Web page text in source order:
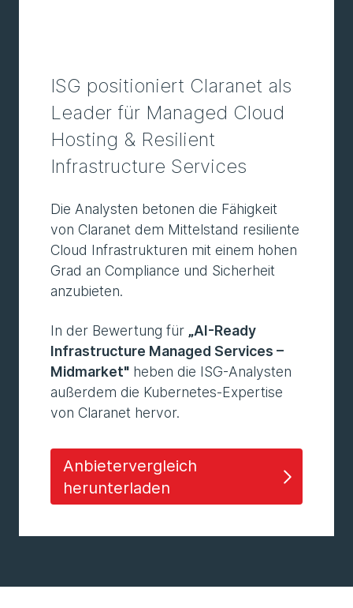
ISG positioniert Claranet als
Leader für Managed Cloud
Hosting & Resilient
Infrastructure Services
Die Analysten betonen die Fähigkeit
von Claranet dem Mittelstand resiliente
Cloud Infrastrukturen mit einem hohen
Grad an Compliance und Sicherheit
anzubieten.
In der Bewertung für „AI-Ready
Infrastructure Managed Services –
Midmarket" heben die ISG-Analysten
außerdem die Kubernetes-Expertise
von Claranet hervor.
Anbietervergleich
herunterladen